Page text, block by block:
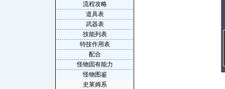
流程攻略
道具表
武器表
技能列表
特技作用表
配合
怪物固有能力
怪物图鉴
史莱姆系